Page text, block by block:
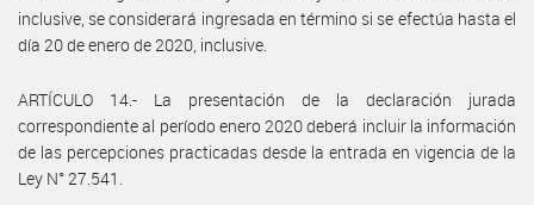
inclusive, se considerará ingresada en término si se efectúa hasta el
día 20 de enero de 2020, inclusive.
ARTÍCULO 14.- La presentación de la declaración jurada
correspondiente al período enero 2020 deberá incluir la información
de las percepciones practicadas desde la entrada en vigencia de la
Ley N° 27.541.